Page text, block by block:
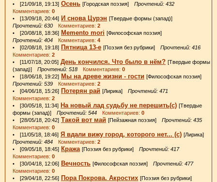
• [21/09/18, 19:13] Осень [Городская поэзия] Прочтений: 432
Комментариев: 0
• [13/09/18, 20:44] И снова Цурэн [Твердые формы (запад)]
Прочтений: 630 Комментариев: 2
• [20/08/18, 18:36] Memento mori [Философская поэзия]
Прочтений: 404 Комментариев: 4
• [02/08/18, 19:18] Пятница 13-е [Поэзия без рубрики] Прочтений: 416
Комментариев: 2
• [11/07/18, 20:05] День кончился. Что было в нём? [Твердые формы
(запад)] Прочтений: 518 Комментариев: 0
• [18/06/18, 19:22] Мы на древе жизни - гости [Философская поэзия]
Прочтений: 539 Комментариев: 2
• [04/06/18, 15:26] Потерян рай [Лирика] Прочтений: 471
Комментариев: 2
• [30/05/18, 11:34] На новый лад судьбу не перешить(с) [Твердые
формы (запад)] Прочтений: 544 Комментариев: 0
• [28/05/18, 20:42] Такой вот май [Пейзажная поэзия] Прочтений: 435
Комментариев: 0
• [11/05/18, 18:46] Я вдали вижу город, которого нет... (с) [Лирика]
Прочтений: 484 Комментариев: 2
• [09/05/18, 18:45] Кража [Поэзия без рубрики] Прочтений: 417
Комментариев: 0
• [30/04/18, 12:06] Вечность [Философская поэзия] Прочтений: 477
Комментариев: 0
• [29/04/18, 22:56] Пора Покрова. Акростих [Поэзия без рубрики]